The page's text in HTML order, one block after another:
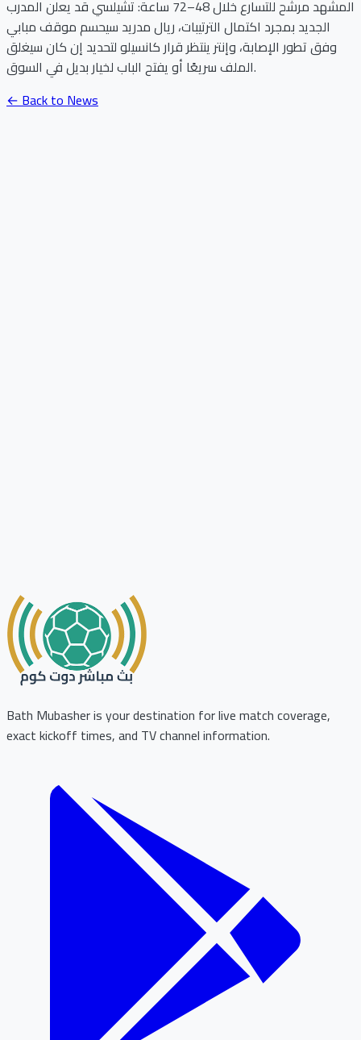
المشهد مرشح للتسارع خلال 48–72 ساعة: تشيلسي قد يعلن المدرب
الجديد بمجرد اكتمال الترتيبات، ريال مدريد سيحسم موقف مبابي
وفق تطور الإصابة، وإنتر ينتظر قرار كانسيلو لتحديد إن كان سيغلق
الملف سريعًا أو يفتح الباب لخيار بديل في السوق.
← Back to News
Bath Mubasher is your destination for live match coverage,
exact kickoff times, and TV channel information.